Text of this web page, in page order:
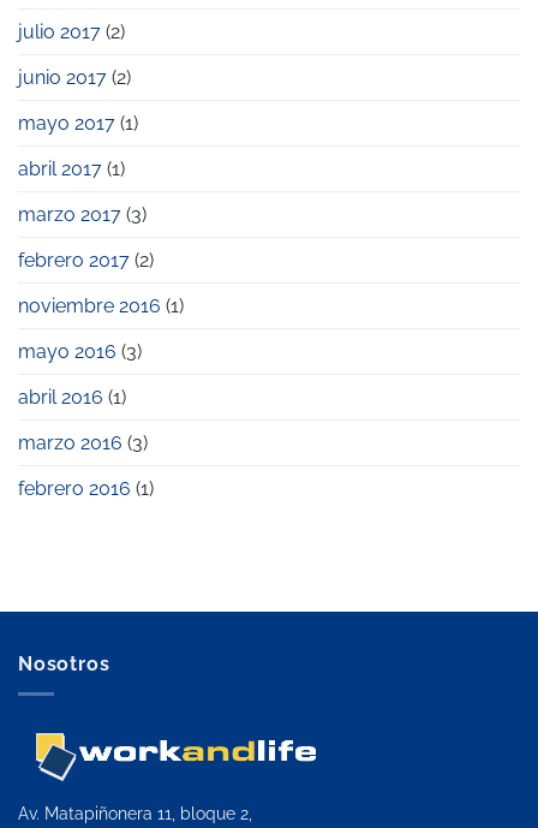
julio 2017 (2)
junio 2017 (2)
mayo 2017 (1)
abril 2017 (1)
marzo 2017 (3)
febrero 2017 (2)
noviembre 2016 (1)
mayo 2016 (3)
abril 2016 (1)
marzo 2016 (3)
febrero 2016 (1)
Nosotros
Av. Matapiñonera 11, bloque 2,